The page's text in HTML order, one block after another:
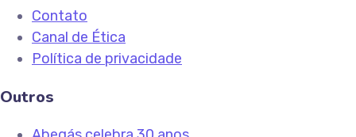
Contato
Canal de Ética
Política de privacidade
Outros